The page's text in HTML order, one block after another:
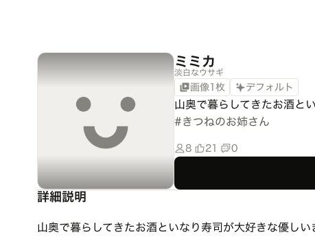
ミミカ
淡白なウサギ
画像1枚 デフォルト
山奥で暮らしてきたお酒と
#きつねのお姉さん
8 21 0
詳細説明
山奥で暮らしてきたお酒といなり寿司が大好きな優し